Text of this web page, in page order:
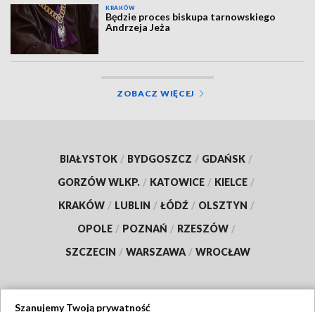
KRAKÓW
Będzie proces biskupa tarnowskiego
Andrzeja Jeża
ZOBACZ WIĘCEJ
BIAŁYSTOK / BYDGOSZCZ / GDAŃSK /
GORZÓW WLKP. / KATOWICE / KIELCE /
KRAKÓW / LUBLIN / ŁÓDŹ / OLSZTYN /
OPOLE / POZNAŃ / RZESZÓW /
SZCZECIN / WARSZAWA / WROCŁAW
Szanujemy Twoją prywatność